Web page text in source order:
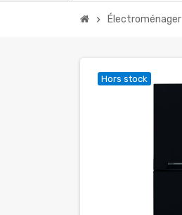
chevron_right Électroménager
Hors stock